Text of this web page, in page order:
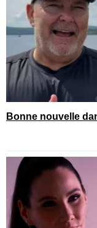
Bonne nouvelle